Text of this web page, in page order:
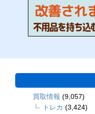
買取情報 (9,057)
トレカ (3,424)